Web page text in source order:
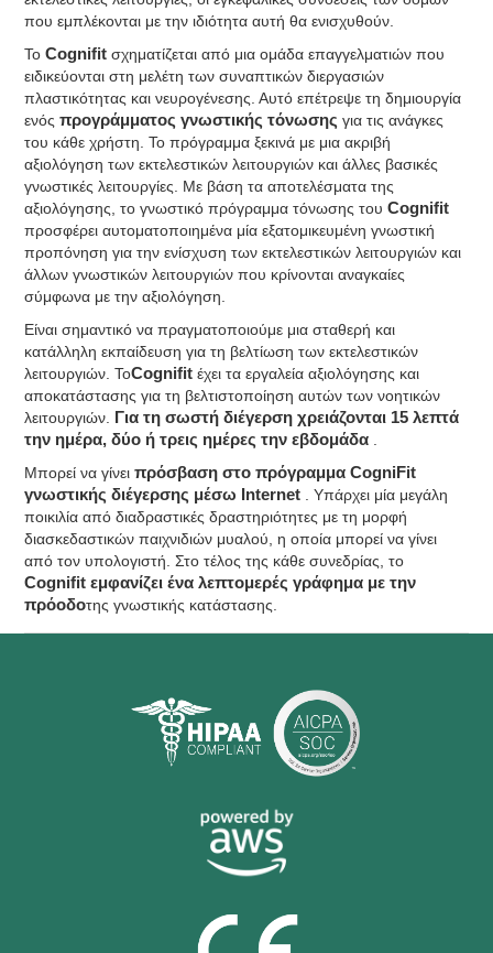
που εμπλέκονται με την ιδιότητα αυτή θα ενισχυθούν.
To Cognifitσχηματίζεται από μια ομάδα επαγγελματιών που
ειδικεύονται στη μελέτη των συναπτικών διεργασιών
πλαστικότητας και νευρογένεσης. Αυτό επέτρεψε τη δημιουργία
ενόςπρογράμματος γνωστικής τόνωσηςγια τις ανάγκες
του κάθε χρήστη. Το πρόγραμμα ξεκινά με μια ακριβή
αξιολόγηση των εκτελεστικών λειτουργιών και άλλες βασικές
γνωστικές λειτουργίες. Με βάση τα αποτελέσματα της
αξιολόγησης, το γνωστικό πρόγραμμα τόνωσης του Cognifit
προσφέρει αυτοματοποιημένα μία εξατομικευμένη γνωστική
προπόνηση για την ενίσχυση των εκτελεστικών λειτουργιών και
άλλων γνωστικών λειτουργιών που κρίνονται αναγκαίες
σύμφωνα με την αξιολόγηση.
Είναι σημαντικό να πραγματοποιούμε μια σταθερή και
κατάλληλη εκπαίδευση για τη βελτίωση των εκτελεστικών
λειτουργιών. ΤοCognifitέχει τα εργαλεία αξιολόγησης και
αποκατάστασης για τη βελτιστοποίηση αυτών των νοητικών
λειτουργιών. Για τη σωστή διέγερση χρειάζονται 15 λεπτά
την ημέρα, δύο ή τρεις ημέρες την εβδομάδα .
Μπορεί να γίνει πρόσβαση στο πρόγραμμα CogniFit
γνωστικής διέγερσης μέσω Internet . Υπάρχει μία μεγάλη
ποικιλία από διαδραστικές δραστηριότητες με τη μορφή
διασκεδαστικών παιχνιδιών μυαλού, η οποία μπορεί να γίνει
από τον υπολογιστή. Στο τέλος της κάθε συνεδρίας, το
Cognifit εμφανίζει ένα λεπτομερές γράφημα με την
πρόοδοτης γνωστικής κατάστασης.